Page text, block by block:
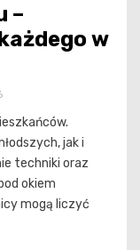
–
w
jak i
techniki oraz
okiem
mogą liczyć